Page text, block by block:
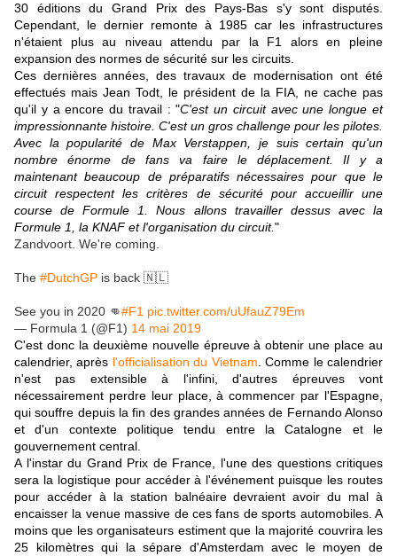
30 éditions du Grand Prix des Pays-Bas s'y sont disputés.
Cependant, le dernier remonte à 1985 car les infrastructures
n'étaient plus au niveau attendu par la F1 alors en pleine
expansion des normes de sécurité sur les circuits.
Ces dernières années, des travaux de modernisation ont été
effectués mais Jean Todt, le président de la FIA, ne cache pas
qu'il y a encore du travail : "C'est un circuit avec une longue et
impressionnante histoire. C'est un gros challenge pour les pilotes.
Avec la popularité de Max Verstappen, je suis certain qu'un
nombre énorme de fans va faire le déplacement. Il y a
maintenant beaucoup de préparatifs nécessaires pour que le
circuit respectent les critères de sécurité pour accueillir une
course de Formule 1. Nous allons travailler dessus avec la
Formule 1, la KNAF et l'organisation du circuit."
Zandvoort. We're coming.
The #DutchGP is back 🇳🇱
See you in 2020 👊#F1 pic.twitter.com/uUfauZ79Em
— Formula 1 (@F1) 14 mai 2019
C'est donc la deuxième nouvelle épreuve à obtenir une place au
calendrier, après l'officialisation du Vietnam . Comme le calendrier
n'est pas extensible à l'infini, d'autres épreuves vont
nécessairement perdre leur place, à commencer par l'Espagne,
qui souffre depuis la fin des grandes années de Fernando Alonso
et d'un contexte politique tendu entre la Catalogne et le
gouvernement central.
A l'instar du Grand Prix de France, l'une des questions critiques
sera la logistique pour accéder à l'événement puisque les routes
pour accéder à la station balnéaire devraient avoir du mal à
encaisser la venue massive de ces fans de sports automobiles. A
moins que les organisateurs estiment que la majorité couvrira les
25 kilomètres qui la sépare d'Amsterdam avec le moyen de